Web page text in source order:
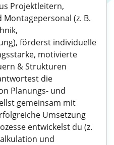
Projektleitern,
(z. B.
förderst individuelle
motivierte
& Strukturen
die
Planungs- und
gemeinsam mit
Umsetzung
entwickelst du (z.
und